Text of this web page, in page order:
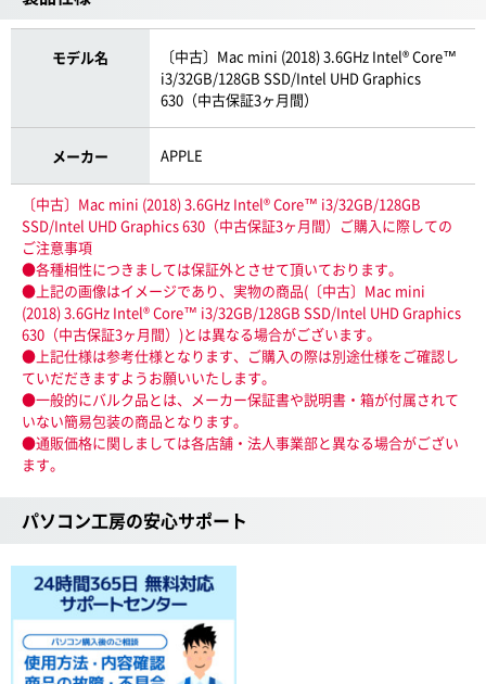
モデル名
〔中古〕Mac mini (2018) 3.6GHz Intel® Core™
i3/32GB/128GB SSD/Intel UHD Graphics
630（中古保証3ヶ月間）
メーカー APPLE
〔中古〕Mac mini (2018) 3.6GHz Intel® Core™ i3/32GB/128GB
SSD/Intel UHD Graphics 630（中古保証3ヶ月間）ご購入に際しての
ご注意事項
●各種相性につきましては保証外とさせて頂いております。
●上記の画像はイメージであり、実物の商品(〔中古〕Mac mini
(2018) 3.6GHz Intel® Core™ i3/32GB/128GB SSD/Intel UHD Graphics
630（中古保証3ヶ月間）)とは異なる場合がございます。
●上記仕様は参考仕様となります、ご購入の際は別途仕様をご確認し
ていだだきますようお願いいたします。
●一般的にバルク品とは、メーカー保証書や説明書・箱が付属されて
いない簡易包装の商品となります。
●通販価格に関しましては各店舗・法人事業部と異なる場合がござい
ます。
パソコン工房の安心サポート